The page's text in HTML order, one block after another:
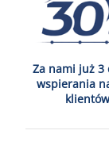
Za nami już 3
wspierania